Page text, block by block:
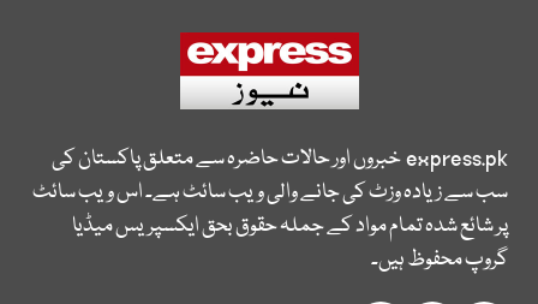
express.pkخبروں اور حالات حاضرہ سے متعلق پاکستان کی
سب سے زیادہ وزٹ کی جانے والی ویب سائٹ ہے۔ اس ویب سائٹ
پر شائع شدہ تمام مواد کے جملہ حقوق بحق ایکسپریس میڈیا
گروپ محفوظ ہیں۔